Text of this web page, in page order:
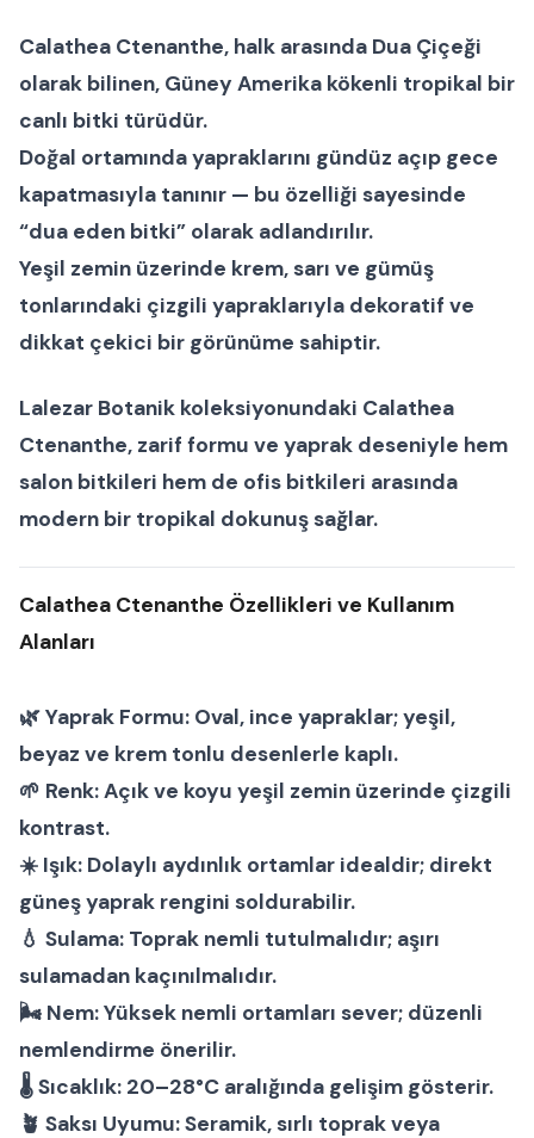
Calathea Ctenanthe, halk arasında Dua Çiçeği
olarak bilinen, Güney Amerika kökenli tropikal bir
canlı bitki türüdür.
Doğal ortamında yapraklarını gündüz açıp gece
kapatmasıyla tanınır — bu özelliği sayesinde
“dua eden bitki” olarak adlandırılır.
Yeşil zemin üzerinde krem, sarı ve gümüş
tonlarındaki çizgili yapraklarıyla dekoratif ve
dikkat çekici bir görünüme sahiptir.
Lalezar Botanik koleksiyonundaki Calathea
Ctenanthe, zarif formu ve yaprak deseniyle hem
salon bitkileri hem de ofis bitkileri arasında
modern bir tropikal dokunuş sağlar.
Calathea Ctenanthe Özellikleri ve Kullanım
Alanları
🌿Yaprak Formu: Oval, ince yapraklar; yeşil,
beyaz ve krem tonlu desenlerle kaplı.
🌱 Renk:Açık ve koyu yeşil zemin üzerinde çizgili
kontrast.
☀️ Işık: Dolaylı aydınlık ortamlar idealdir; direkt
güneş yaprak rengini soldurabilir.
💧 Sulama: Toprak nemli tutulmalıdır; aşırı
sulamadan kaçınılmalıdır.
🌬 Nem:Yüksek nemli ortamları sever; düzenli
nemlendirme önerilir.
🌡Sıcaklık: 20–28°C aralığında gelişim gösterir.
🪴 Saksı Uyumu:Seramik, sırlı toprak veya